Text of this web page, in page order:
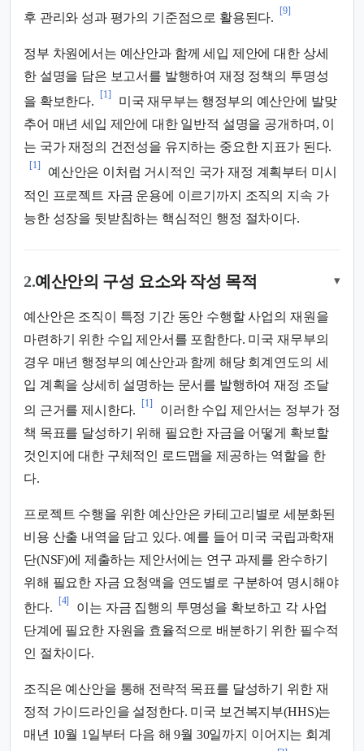
후 관리와 성과 평가의 기준점으로 활용된다.
[9]
정부 차원에서는 예산안과 함께 세입 제안에 대한 상세
한 설명을 담은 보고서를 발행하여 재정 정책의 투명성
을 확보한다.
[1]
미국 재무부는 행정부의 예산안에 발맞
추어 매년 세입 제안에 대한 일반적 설명을 공개하며, 이
는 국가 재정의 건전성을 유지하는 중요한 지표가 된다.
[1]
예산안은 이처럼 거시적인 국가 재정 계획부터 미시
적인 프로젝트 자금 운용에 이르기까지 조직의 지속 가
능한 성장을 뒷받침하는 핵심적인 행정 절차이다.
2.예산안의 구성 요소와 작성 목적 ▾
예산안은 조직이 특정 기간 동안 수행할 사업의 재원을
마련하기 위한 수입 제안서를 포함한다. 미국 재무부의
경우 매년 행정부의 예산안과 함께 해당 회계연도의 세
입 계획을 상세히 설명하는 문서를 발행하여 재정 조달
의 근거를 제시한다.
[1]
이러한 수입 제안서는 정부가 정
책 목표를 달성하기 위해 필요한 자금을 어떻게 확보할
것인지에 대한 구체적인 로드맵을 제공하는 역할을 한
다.
프로젝트 수행을 위한 예산안은 카테고리별로 세분화된
비용 산출 내역을 담고 있다. 예를 들어 미국 국립과학재
단(NSF)에 제출하는 제안서에는 연구 과제를 완수하기
위해 필요한 자금 요청액을 연도별로 구분하여 명시해야
한다.
[4]
이는 자금 집행의 투명성을 확보하고 각 사업
단계에 필요한 자원을 효율적으로 배분하기 위한 필수적
인 절차이다.
조직은 예산안을 통해 전략적 목표를 달성하기 위한 재
정적 가이드라인을 설정한다. 미국 보건복지부(HHS)는
매년 10월 1일부터 다음 해 9월 30일까지 이어지는 회계